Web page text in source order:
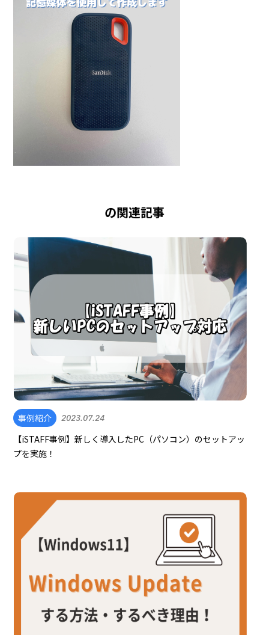
の関連記事
事例紹介 2023.07.24
【iSTAFF事例】新しく導入したPC（パソコン）のセットアッ
プを実施！